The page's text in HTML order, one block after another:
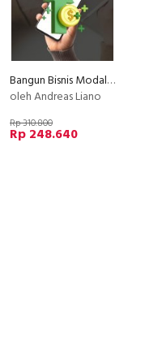
Bangun Bisnis Modal Sosial Media
oleh Andreas Liano
Rp 310.800
Rp 248.640